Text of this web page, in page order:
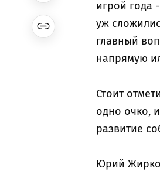
игрой года
уж
главный
напрямую
Стоит
одно очко,
развитие
Юрий